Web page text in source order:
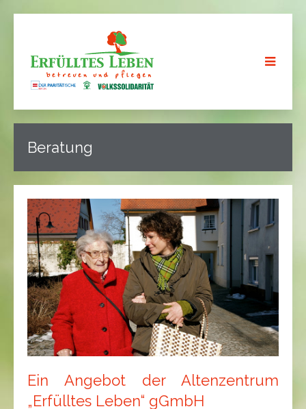
Beratung
Ein Angebot der Altenzentrum
„Erfülltes Leben“ gGmbH